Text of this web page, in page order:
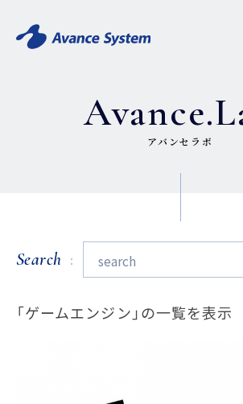
アバンセラボ
Search
「ゲームエンジン」の一覧を表示